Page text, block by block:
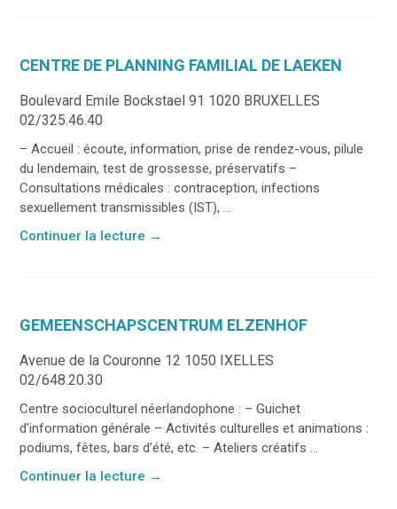
CENTRE DE PLANNING FAMILIAL DE LAEKEN
Boulevard Emile Bockstael 91 1020 BRUXELLES
02/325.46.40
– Accueil : écoute, information, prise de rendez-vous, pilule
du lendemain, test de grossesse, préservatifs –
Consultations médicales : contraception, infections
sexuellement transmissibles (IST), ...
Continuer la lecture →
GEMEENSCHAPSCENTRUM ELZENHOF
Avenue de la Couronne 12 1050 IXELLES
02/648.20.30
Centre socioculturel néerlandophone : – Guichet
d’information générale – Activités culturelles et animations :
podiums, fêtes, bars d’été, etc. – Ateliers créatifs ...
Continuer la lecture →